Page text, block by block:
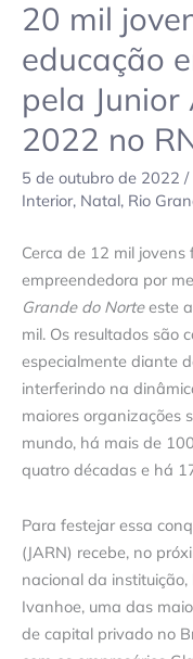
20 mil
educação
pela Junior
2022 no
5 de outubro de 2022 /
Interior, Natal, Rio
Cerca de 12 mil
empreendedora por
Grande do Norteeste
mil. Os resultados são
especialmente diante
interferindo na
maiores organizações
mundo, há mais de
quatro décadas e há
Para festejar essa
(JARN) recebe, no
nacional da
Ivanhoe, uma das
de capital privado no